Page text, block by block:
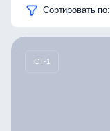
Сортировать по:
CT-1